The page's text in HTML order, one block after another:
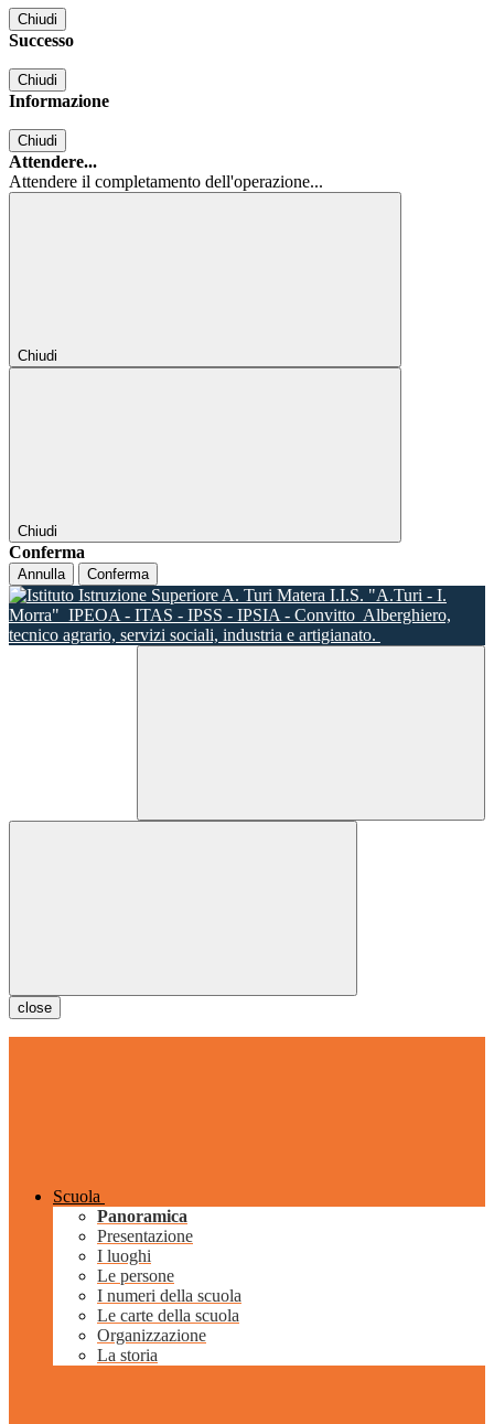
Chiudi
Successo
Chiudi
Informazione
Chiudi
Attendere...
Attendere il completamento dell'operazione...
Chiudi
Chiudi
Conferma
Annulla Conferma
I.I.S. "A.Turi - I.
Morra" IPEOA - ITAS - IPSS - IPSIA - Convitto Alberghiero,
tecnico agrario, servizi sociali, industria e artigianato.
close
Scuola
Panoramica
Presentazione
I luoghi
Le persone
I numeri della scuola
Le carte della scuola
Organizzazione
La storia